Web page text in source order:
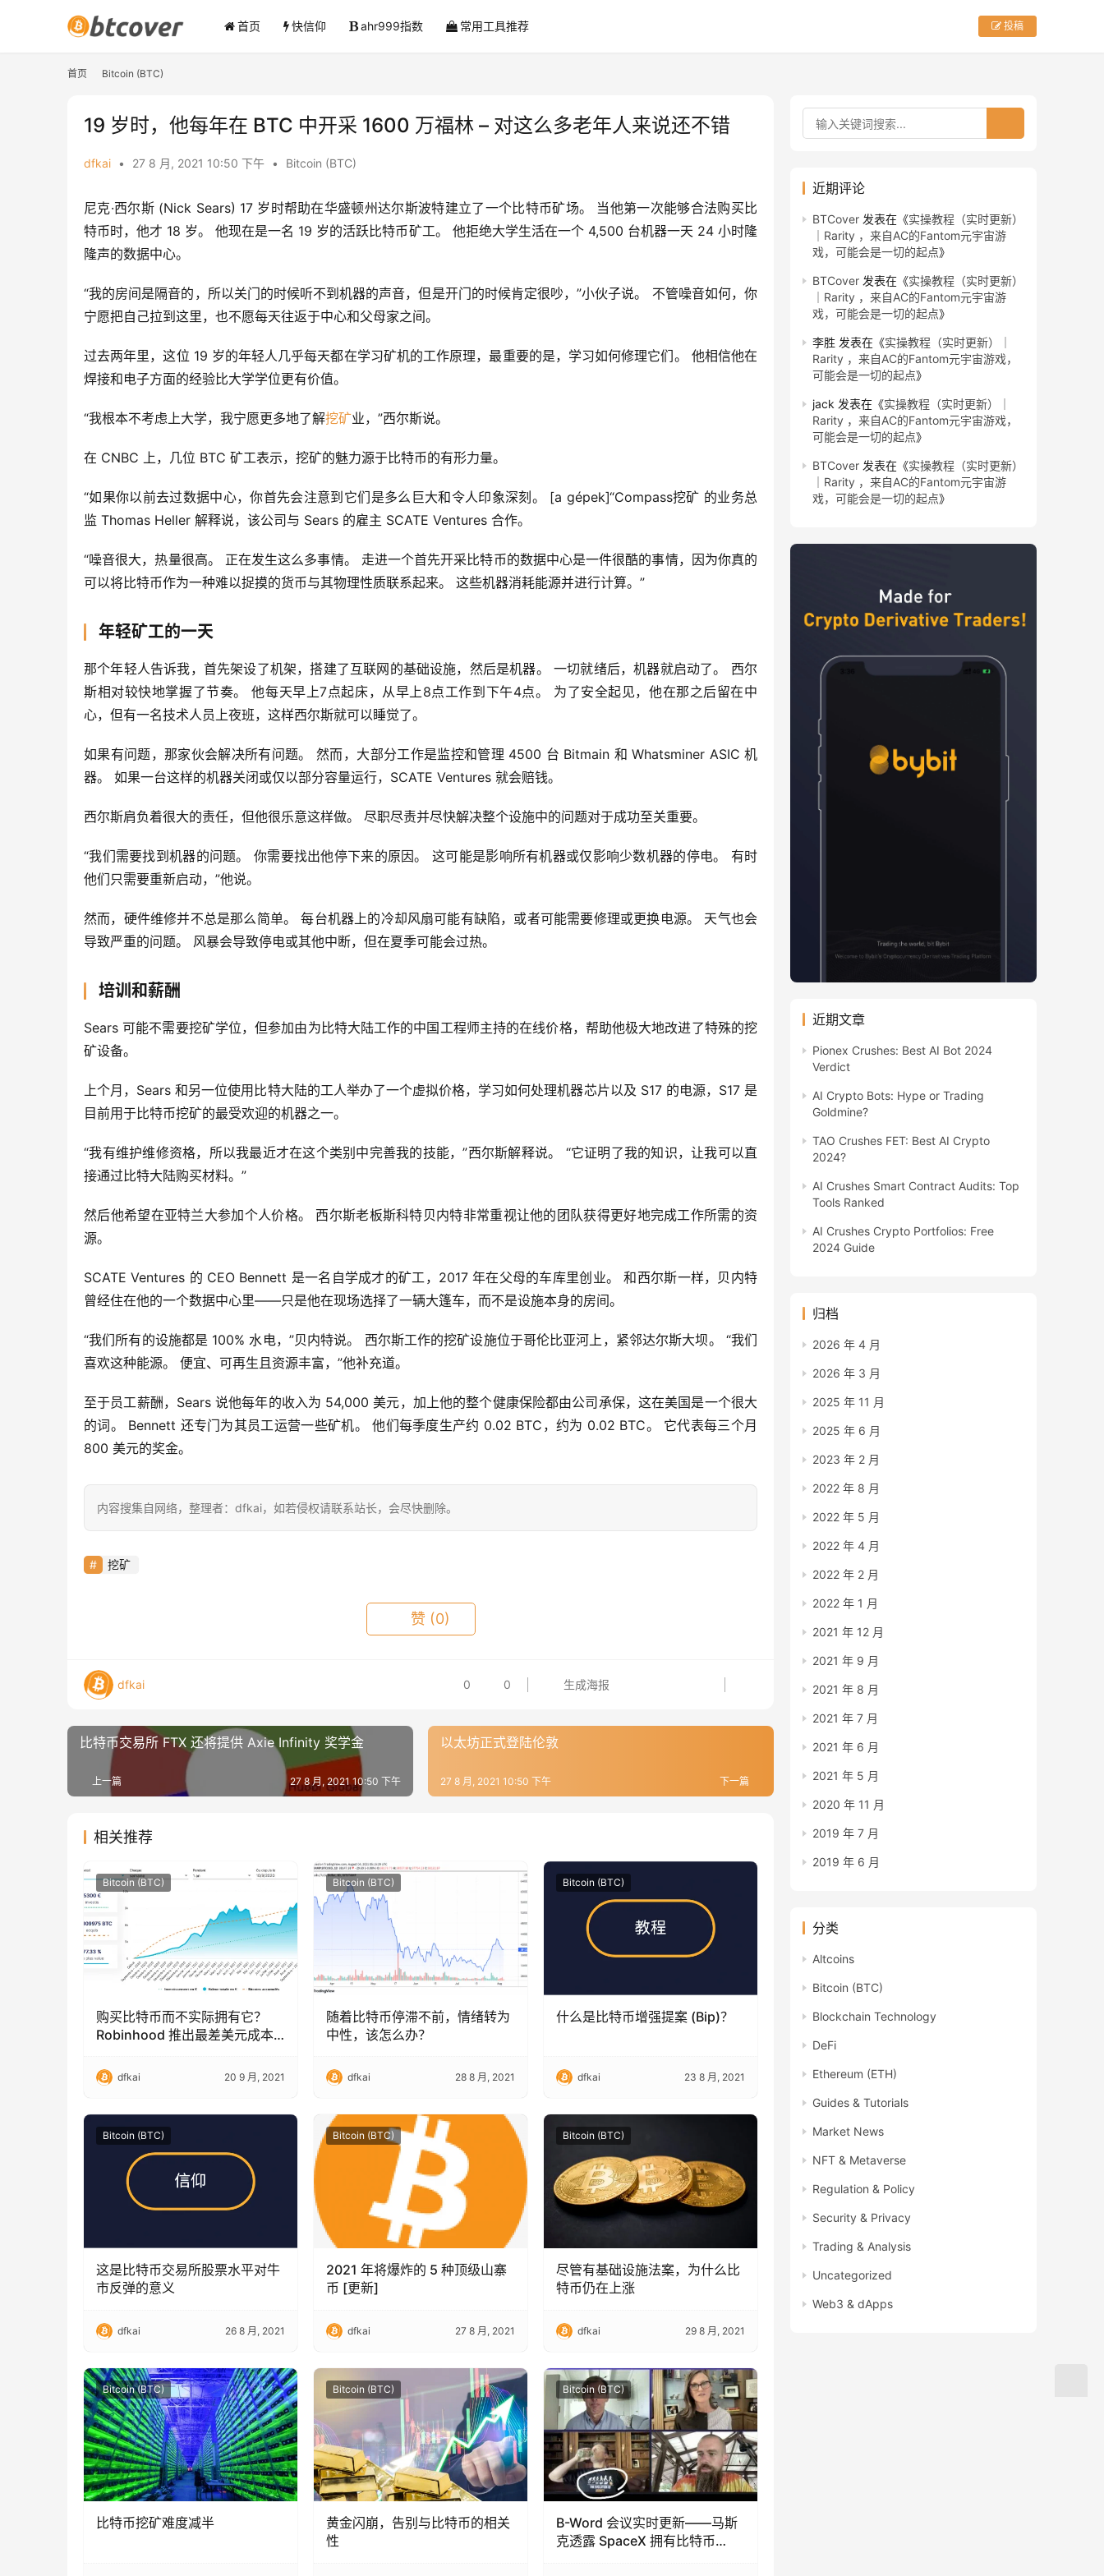
首页 快信仰 ahr999指数 常用工具推荐 投稿
首页 Bitcoin (BTC)
19 岁时，他每年在 BTC 中开采 1600 万福林 – 对这么多老年人来说还不错
dfkai • 27 8 月, 2021 10:50 下午 • Bitcoin (BTC)
尼克·西尔斯 (Nick Sears) 17 岁时帮助在华盛顿州达尔斯波特建立了一个比特币矿场。 当他第一次能够合法购买比
特币时，他才 18 岁。 他现在是一名 19 岁的活跃比特币矿工。 他拒绝大学生活在一个 4,500 台机器一天 24 小时隆
隆声的数据中心。
“我的房间是隔音的，所以关门的时候听不到机器的声音，但是开门的时候肯定很吵，”小伙子说。 不管噪音如何，你
宁愿把自己拉到这里，也不愿每天往返于中心和父母家之间。
过去两年里，这位 19 岁的年轻人几乎每天都在学习矿机的工作原理，最重要的是，学习如何修理它们。 他相信他在
焊接和电子方面的经验比大学学位更有价值。
“我根本不考虑上大学，我宁愿更多地了解挖矿业，”西尔斯说。
在 CNBC 上，几位 BTC 矿工表示，挖矿的魅力源于比特币的有形力量。
“如果你以前去过数据中心，你首先会注意到它们是多么巨大和令人印象深刻。 [a gépek]“Compass挖矿 的业务总
监 Thomas Heller 解释说，该公司与 Sears 的雇主 SCATE Ventures 合作。
“噪音很大，热量很高。 正在发生这么多事情。 走进一个首先开采比特币的数据中心是一件很酷的事情，因为你真的
可以将比特币作为一种难以捉摸的货币与其物理性质联系起来。 这些机器消耗能源并进行计算。”
年轻矿工的一天
那个年轻人告诉我，首先架设了机架，搭建了互联网的基础设施，然后是机器。 一切就绪后，机器就启动了。 西尔
斯相对较快地掌握了节奏。 他每天早上7点起床，从早上8点工作到下午4点。 为了安全起见，他在那之后留在中
心，但有一名技术人员上夜班，这样西尔斯就可以睡觉了。
如果有问题，那家伙会解决所有问题。 然而，大部分工作是监控和管理 4500 台 Bitmain 和 Whatsminer ASIC 机
器。 如果一台这样的机器关闭或仅以部分容量运行，SCATE Ventures 就会赔钱。
西尔斯肩负着很大的责任，但他很乐意这样做。 尽职尽责并尽快解决整个设施中的问题对于成功至关重要。
“我们需要找到机器的问题。 你需要找出他停下来的原因。 这可能是影响所有机器或仅影响少数机器的停电。 有时
他们只需要重新启动，”他说。
然而，硬件维修并不总是那么简单。 每台机器上的冷却风扇可能有缺陷，或者可能需要修理或更换电源。 天气也会
导致严重的问题。 风暴会导致停电或其他中断，但在夏季可能会过热。
培训和薪酬
Sears 可能不需要挖矿学位，但参加由为比特大陆工作的中国工程师主持的在线价格，帮助他极大地改进了特殊的挖
矿设备。
上个月，Sears 和另一位使用比特大陆的工人举办了一个虚拟价格，学习如何处理机器芯片以及 S17 的电源，S17 是
目前用于比特币挖矿的最受欢迎的机器之一。
“我有维护维修资格，所以我最近才在这个类别中完善我的技能，”西尔斯解释说。 “它证明了我的知识，让我可以直
接通过比特大陆购买材料。”
然后他希望在亚特兰大参加个人价格。 西尔斯老板斯科特贝内特非常重视让他的团队获得更好地完成工作所需的资
源。
SCATE Ventures 的 CEO Bennett 是一名自学成才的矿工，2017 年在父母的车库里创业。 和西尔斯一样，贝内特
曾经住在他的一个数据中心里——只是他在现场选择了一辆大篷车，而不是设施本身的房间。
“我们所有的设施都是 100% 水电，”贝内特说。 西尔斯工作的挖矿设施位于哥伦比亚河上，紧邻达尔斯大坝。 “我们
喜欢这种能源。 便宜、可再生且资源丰富，”他补充道。
至于员工薪酬，Sears 说他每年的收入为 54,000 美元，加上他的整个健康保险都由公司承保，这在美国是一个很大
的词。 Bennett 还专门为其员工运营一些矿机。 他们每季度生产约 0.02 BTC，约为 0.02 BTC。 它代表每三个月
800 美元的奖金。
内容搜集自网络，整理者：dfkai，如若侵权请联系站长，会尽快删除。
挖矿
赞 (0)
dfkai 0 0 生成海报
比特币交易所 FTX 还将提供 Axie Infinity 奖学金
上一篇 27 8 月, 2021 10:50 下午
以太坊正式登陆伦敦
下一篇
27 8 月, 2021 10:50 下午
相关推荐
Bitcoin (BTC)
购买比特币而不实际拥有它？
Robinhood 推出最差美元成本
dfkai 20 9 月, 2021
Bitcoin (BTC)
随着比特币停滞不前，情绪转为
中性，该怎么办？
dfkai 28 8 月, 2021
Bitcoin (BTC)
什么是比特币增强提案 (Bip)？
dfkai 23 8 月, 2021
Bitcoin (BTC)
这是比特币交易所股票水平对牛
市反弹的意义
dfkai 26 8 月, 2021
Bitcoin (BTC)
2021 年将爆炸的 5 种顶级山寨
币 [更新]
dfkai 27 8 月, 2021
Bitcoin (BTC)
尽管有基础设施法案，为什么比
特币仍在上涨
dfkai 29 8 月, 2021
Bitcoin (BTC)
比特币挖矿难度减半
Bitcoin (BTC)
黄金闪崩，告别与比特币的相关
性
Bitcoin (BTC)
B-Word 会议实时更新——马斯
克透露 SpaceX 拥有比特币
近期评论
BTCover 发表在《实操教程（实时更新）
｜Rarity ，来自AC的Fantom元宇宙游
戏，可能会是一切的起点》
BTCover 发表在《实操教程（实时更新）
｜Rarity ，来自AC的Fantom元宇宙游
戏，可能会是一切的起点》
李胜 发表在《实操教程（实时更新）｜
Rarity ，来自AC的Fantom元宇宙游戏，
可能会是一切的起点》
jack 发表在《实操教程（实时更新）｜
Rarity ，来自AC的Fantom元宇宙游戏，
可能会是一切的起点》
BTCover 发表在《实操教程（实时更新）
｜Rarity ，来自AC的Fantom元宇宙游
戏，可能会是一切的起点》
近期文章
Pionex Crushes: Best AI Bot 2024
Verdict
AI Crypto Bots: Hype or Trading
Goldmine?
TAO Crushes FET: Best AI Crypto
2024?
AI Crushes Smart Contract Audits: Top
Tools Ranked
AI Crushes Crypto Portfolios: Free
2024 Guide
归档
2026 年 4 月
2026 年 3 月
2025 年 11 月
2025 年 6 月
2023 年 2 月
2022 年 8 月
2022 年 5 月
2022 年 4 月
2022 年 2 月
2022 年 1 月
2021 年 12 月
2021 年 9 月
2021 年 8 月
2021 年 7 月
2021 年 6 月
2021 年 5 月
2020 年 11 月
2019 年 7 月
2019 年 6 月
分类
Altcoins
Bitcoin (BTC)
Blockchain Technology
DeFi
Ethereum (ETH)
Guides & Tutorials
Market News
NFT & Metaverse
Regulation & Policy
Security & Privacy
Trading & Analysis
Uncategorized
Web3 & dApps